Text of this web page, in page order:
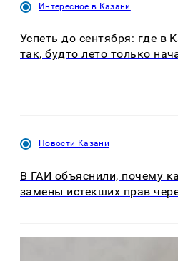
Интересное в Казани
Успеть до сентября: где в
так, будто лето только
Новости Казани
В ГАИ объяснили, почему
замены истекших прав